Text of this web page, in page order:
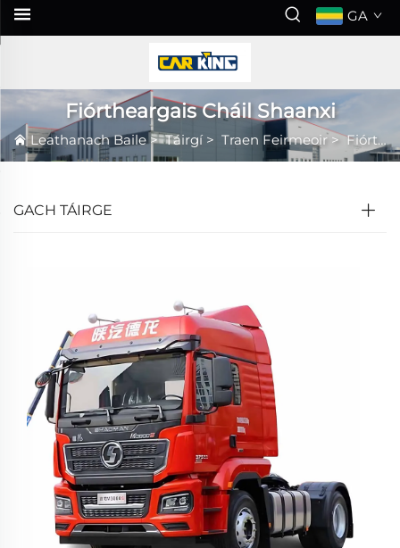
GA
Fiórtheargais Cháil Shaanxi
Leathanach Baile>Táirgí > Traen Feirmeoir>Fiórtheargais Cháil Shaanxi
GACH TÁIRGE